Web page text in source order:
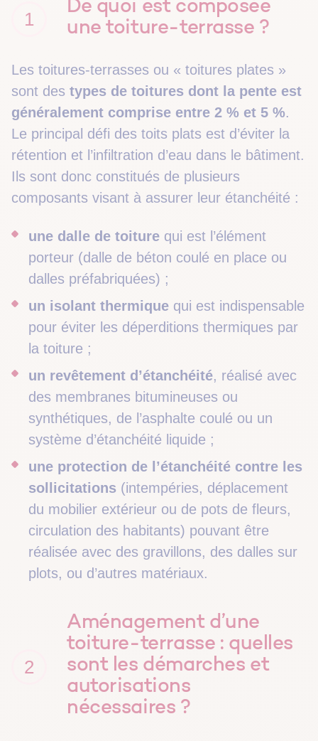
1
De quoi est composée
une toiture-terrasse ?
Les toitures-terrasses ou « toitures plates »
sont des types de toitures dont la pente est
généralement comprise entre 2 % et 5 %.
Le principal défi des toits plats est d’éviter la
rétention et l’infiltration d’eau dans le bâtiment.
Ils sont donc constitués de plusieurs
composants visant à assurer leur étanchéité :
une dalle de toiture qui est l’élément
porteur (dalle de béton coulé en place ou
dalles préfabriquées) ;
un isolant thermique qui est indispensable
pour éviter les déperditions thermiques par
la toiture ;
un revêtement d’étanchéité, réalisé avec
des membranes bitumineuses ou
synthétiques, de l’asphalte coulé ou un
système d’étanchéité liquide ;
une protection de l’étanchéité contre les
sollicitations (intempéries, déplacement
du mobilier extérieur ou de pots de fleurs,
circulation des habitants) pouvant être
réalisée avec des gravillons, des dalles sur
plots, ou d’autres matériaux.
2
Aménagement d’une
toiture-terrasse : quelles
sont les démarches et
autorisations
nécessaires ?